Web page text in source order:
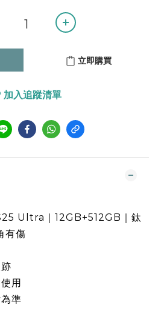
立即購買
加入追蹤清單
Ultra｜12GB+512GB｜鈦
有傷
用
準